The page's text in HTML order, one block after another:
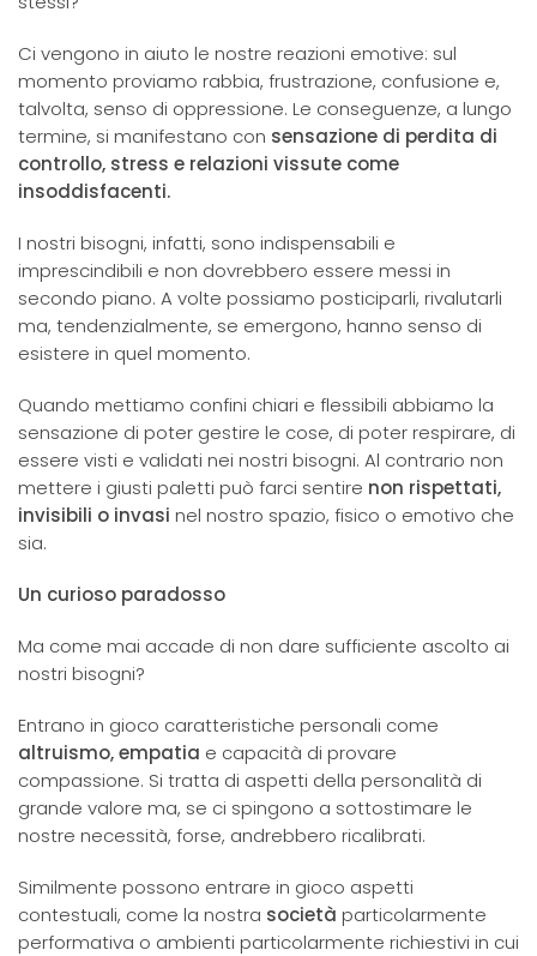
Ci vengono in aiuto le nostre reazioni emotive: sul
momento proviamo rabbia, frustrazione, confusione e,
talvolta, senso di oppressione. Le conseguenze, a lungo
termine, si manifestano con sensazione di perdita di
controllo, stress e relazioni vissute come
insoddisfacenti.
I nostri bisogni, infatti, sono indispensabili e
imprescindibili e non dovrebbero essere messi in
secondo piano. A volte possiamo posticiparli, rivalutarli
ma, tendenzialmente, se emergono, hanno senso di
esistere in quel momento.
Quando mettiamo confini chiari e flessibili abbiamo la
sensazione di poter gestire le cose, di poter respirare, di
essere visti e validati nei nostri bisogni. Al contrario non
mettere i giusti paletti può farci sentire non rispettati,
invisibili o invasi nel nostro spazio, fisico o emotivo che
sia.
Un curioso paradosso
Ma come mai accade di non dare sufficiente ascolto ai
nostri bisogni?
Entrano in gioco caratteristiche personali come
altruismo, empatia e capacità di provare
compassione. Si tratta di aspetti della personalità di
grande valore ma, se ci spingono a sottostimare le
nostre necessità, forse, andrebbero ricalibrati.
Similmente possono entrare in gioco aspetti
contestuali, come la nostra società particolarmente
performativa o ambienti particolarmente richiestivi in cui